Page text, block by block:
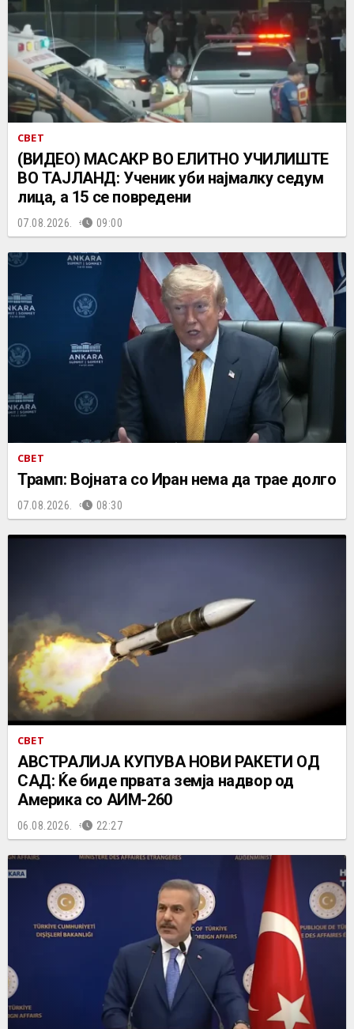
СВЕТ
(ВИДЕО) МАСАКР ВО ЕЛИТНО УЧИЛИШТЕ
ВО ТАЈЛАНД: Ученик уби најмалку седум
лица, а 15 се повредени
07.08.2026. 09:00
СВЕТ
Трамп: Војната со Иран нема да трае долго
07.08.2026. 08:30
СВЕТ
АВСТРАЛИЈА КУПУВА НОВИ РАКЕТИ ОД
САД: Ќе биде првата земја надвор од
Америка со АИМ-260
06.08.2026. 22:27